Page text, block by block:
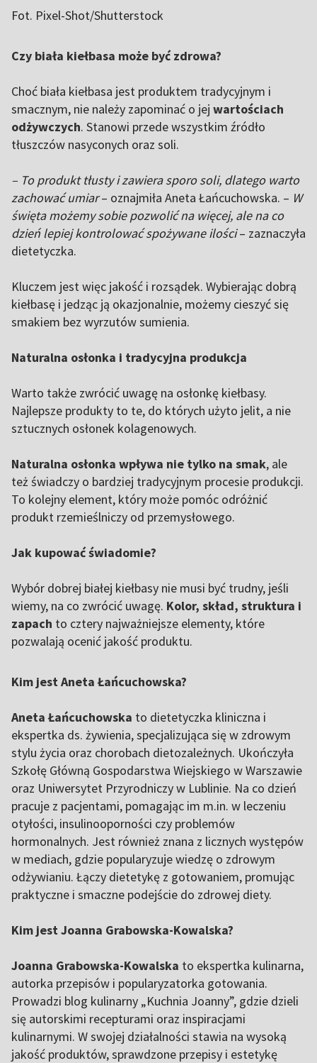
Fot. Pixel-Shot/Shutterstock
Czy biała kiełbasa może być zdrowa?
Choć biała kiełbasa jest produktem tradycyjnym i
smacznym, nie należy zapominać o jej wartościach
odżywczych. Stanowi przede wszystkim źródło
tłuszczów nasyconych oraz soli.
– To produkt tłusty i zawiera sporo soli, dlatego warto
zachować umiar– oznajmiła Aneta Łańcuchowska. – W
święta możemy sobie pozwolić na więcej, ale na co
dzień lepiej kontrolować spożywane ilości– zaznaczyła
dietetyczka.
Kluczem jest więc jakość i rozsądek. Wybierając dobrą
kiełbasę i jedząc ją okazjonalnie, możemy cieszyć się
smakiem bez wyrzutów sumienia.
Naturalna osłonka i tradycyjna produkcja
Warto także zwrócić uwagę na osłonkę kiełbasy.
Najlepsze produkty to te, do których użyto jelit, a nie
sztucznych osłonek kolagenowych.
Naturalna osłonka wpływa nie tylko na smak, ale
też świadczy o bardziej tradycyjnym procesie produkcji.
To kolejny element, który może pomóc odróżnić
produkt rzemieślniczy od przemysłowego.
Jak kupować świadomie?
Wybór dobrej białej kiełbasy nie musi być trudny, jeśli
wiemy, na co zwrócić uwagę. Kolor, skład, struktura i
zapach to cztery najważniejsze elementy, które
pozwalają ocenić jakość produktu.
Kim jest Aneta Łańcuchowska?
Aneta Łańcuchowska to dietetyczka kliniczna i
ekspertka ds. żywienia, specjalizująca się w zdrowym
stylu życia oraz chorobach dietozależnych. Ukończyła
Szkołę Główną Gospodarstwa Wiejskiego w Warszawie
oraz Uniwersytet Przyrodniczy w Lublinie. Na co dzień
pracuje z pacjentami, pomagając im m.in. w leczeniu
otyłości, insulinooporności czy problemów
hormonalnych. Jest również znana z licznych występów
w mediach, gdzie popularyzuje wiedzę o zdrowym
odżywianiu. Łączy dietetykę z gotowaniem, promując
praktyczne i smaczne podejście do zdrowej diety.
Kim jest Joanna Grabowska-Kowalska?
Joanna Grabowska-Kowalska to ekspertka kulinarna,
autorka przepisów i popularyzatorka gotowania.
Prowadzi blog kulinarny „Kuchnia Joanny”, gdzie dzieli
się autorskimi recepturami oraz inspiracjami
kulinarnymi. W swojej działalności stawia na wysoką
jakość produktów, sprawdzone przepisy i estetykę